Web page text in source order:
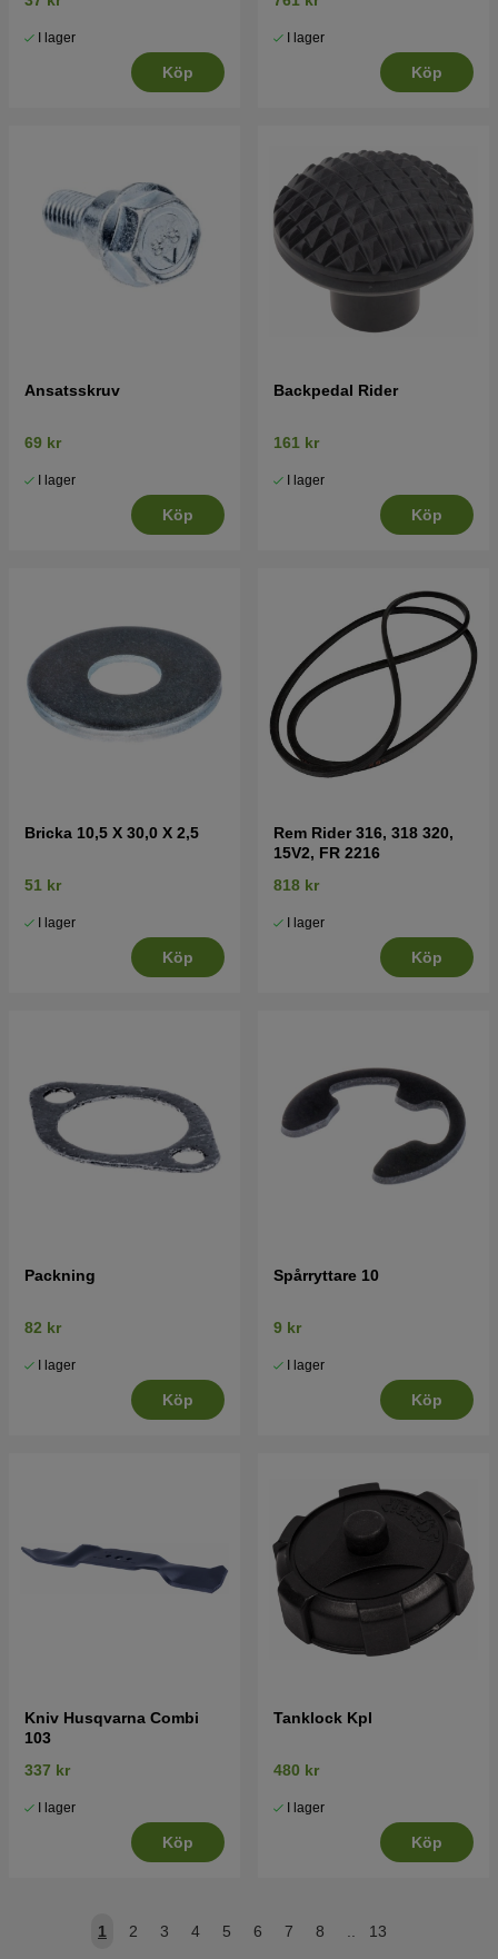
I lager
Köp
I lager
Köp
Ansatsskruv
69 kr
I lager
Köp
Backpedal Rider
161 kr
I lager
Köp
Bricka 10,5 X 30,0 X 2,5
51 kr
I lager
Köp
Rem Rider 316, 318 320,
15V2, FR 2216
818 kr
I lager
Köp
Packning
82 kr
I lager
Köp
Spårryttare 10
9 kr
I lager
Köp
Kniv Husqvarna Combi
103
337 kr
I lager
Köp
Tanklock Kpl
480 kr
I lager
Köp
1 2 3 4 5 6 7 8 13